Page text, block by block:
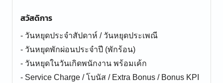
สวัสดิการ
- วันหยุดประจำสัปดาห์ / วันหยุดประเพณี
- วันหยุดพักผ่อนประจำปี (พักร้อน)
- วันหยุดในวันเกิดพนักงาน พร้อมเค้ก
- Service Charge / โบนัส / Extra Bonus / Bonus KPI